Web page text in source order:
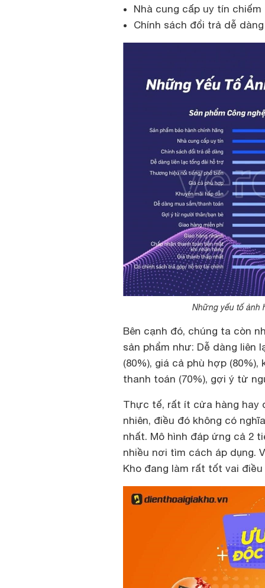
Nhà cung cấp uy tín chiếm
Chính sách đổi trả dễ
Những yếu tố ảnh
Bên cạnh đó, chúng ta còn
sản phẩm như: Dễ dàng liên
(80%), giá cả phù hợp
thanh toán (70%), gợi ý từ
Thực tế, rất ít cửa hàng hay
nhiên, điều đó không có
nhất. Mô hình đáp ứng cả 2
nhiều nơi tìm cách áp dụng.
Kho đang làm rất tốt vai điều